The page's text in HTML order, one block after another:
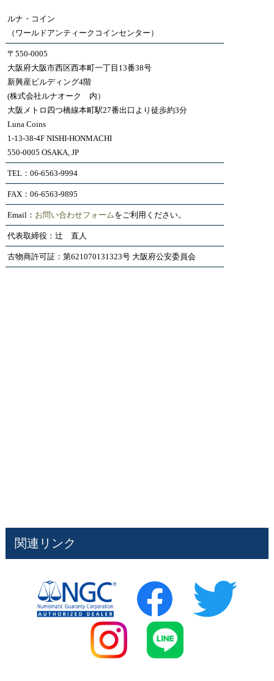
ルナ・コイン
（ワールドアンティークコインセンター）
〒550-0005
大阪府大阪市西区西本町一丁目13番38号
新興産ビルディング4階
(株式会社ルナオーク 内）
大阪メトロ四つ橋線本町駅27番出口より徒歩約3分
Luna Coins
1-13-38-4F NISHI-HONMACHI
550-0005 OSAKA, JP
TEL：06-6563-9994
FAX：06-6563-9895
Email： お問い合わせフォームをご利用ください。
代表取締役：辻 直人
古物商許可証：第621070131323号 大阪府公安委員会
関連リンク